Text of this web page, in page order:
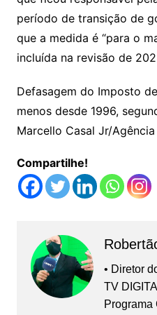
período de transição de
que a medida é “para o
incluída na revisão de
Defasagem do Imposto
menos desde 1996,
Marcello Casal Jr/Agência
Compartilhe!
• Diretor
TV
Programa